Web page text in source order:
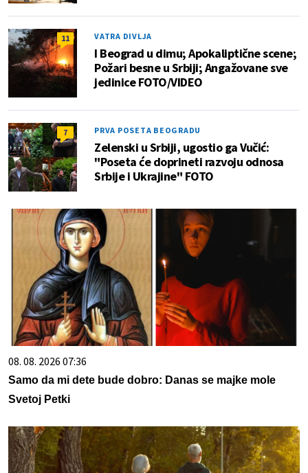
11 VATRA DIVLJA
I Beograd u dimu; Apokaliptične scene;
Požari besne u Srbiji; Angažovane sve
jedinice FOTO/VIDEO
7 PRVA POSETA BEOGRADU
Zelenski u Srbiji, ugostio ga Vučić:
"Poseta će doprineti razvoju odnosa
Srbije i Ukrajine" FOTO
08. 08. 2026 07:36
Samo da mi dete bude dobro: Danas se majke mole
Svetoj Petki